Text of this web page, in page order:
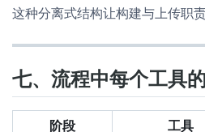
这种分离式结构让构建与上传职责
七、流程中每个工具
阶段
工具